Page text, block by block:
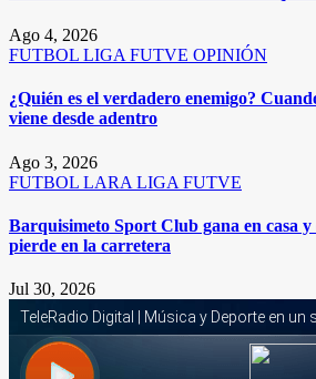
Ago 4, 2026
FUTBOL LIGA FUTVE OPINIÓN
¿Quién es el verdadero enemigo?
viene desde adentro
Ago 3, 2026
FUTBOL LARA LIGA FUTVE
Barquisimeto Sport Club gana en casa
pierde en la carretera
Jul 30, 2026